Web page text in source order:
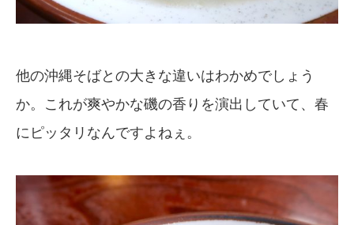
他の沖縄そばとの大きな違いはわかめでしょう
か。これが爽やかな磯の香りを演出していて、春
にピッタリなんですよねぇ。